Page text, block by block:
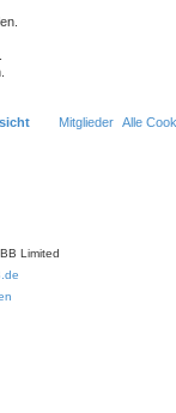
Alle
Mitglieder
Limited